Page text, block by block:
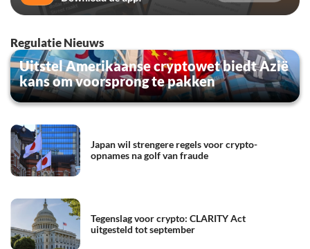
Regulatie Nieuws
Uitstel Amerikaanse cryptowet biedt Azië
kans om voorsprong te pakken
Japan wil strengere regels voor crypto-
opnames na golf van fraude
Tegenslag voor crypto: CLARITY Act
uitgesteld tot september